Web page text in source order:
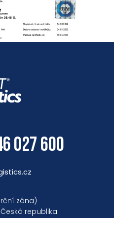
027 600
zóna)
republika